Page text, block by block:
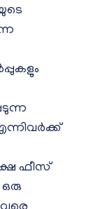
ഫീസ്